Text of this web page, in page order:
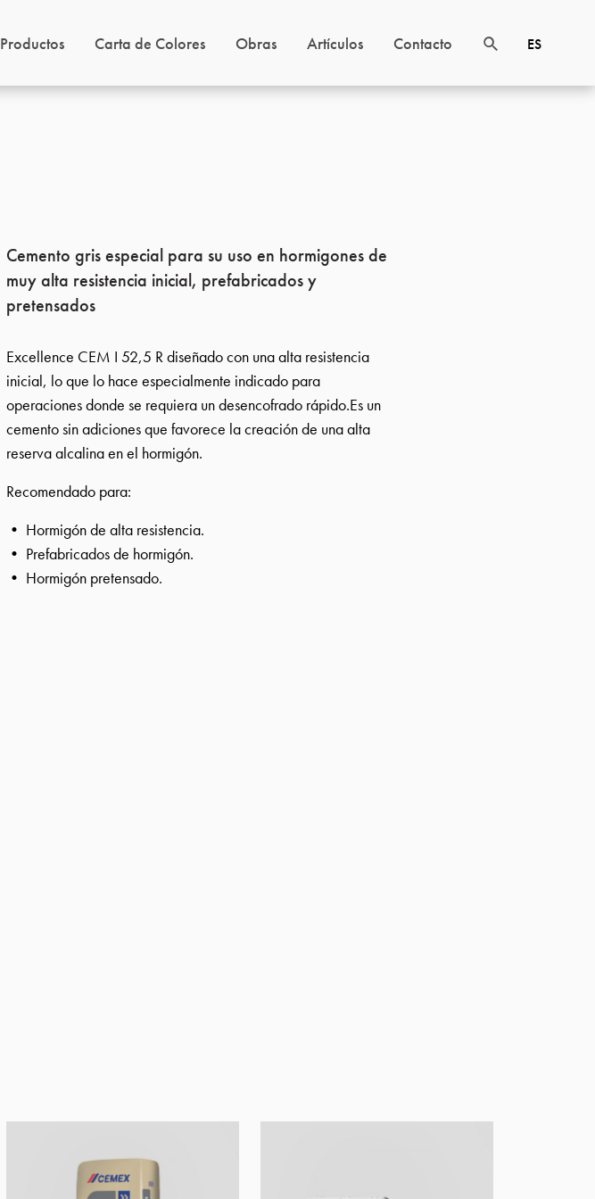
Productos Carta de Colores Obras Artículos Contacto ES
Cemento gris especial para su uso en hormigones de
muy alta resistencia inicial, prefabricados y
pretensados
Excellence CEM I 52,5 R diseñado con una alta resistencia
inicial, lo que lo hace especialmente indicado para
operaciones donde se requiera un desencofrado rápido.Es un
cemento sin adiciones que favorece la creación de una alta
reserva alcalina en el hormigón.
Recomendado para:
• Hormigón de alta resistencia.
• Prefabricados de hormigón.
• Hormigón pretensado.